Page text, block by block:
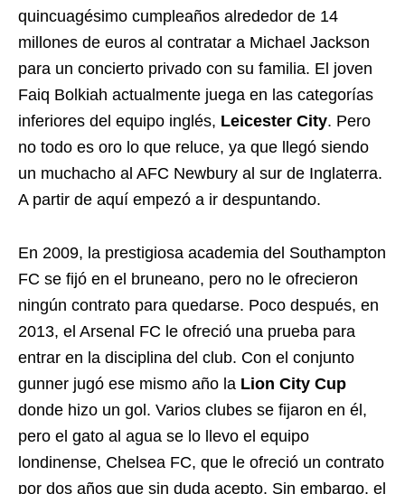
quincuagésimo cumpleaños alrededor de 14
millones de euros al contratar a Michael Jackson
para un concierto privado con su familia. El joven
Faiq Bolkiah actualmente juega en las categorías
inferiores del equipo inglés, Leicester City. Pero
no todo es oro lo que reluce, ya que llegó siendo
un muchacho al AFC Newbury al sur de Inglaterra.
A partir de aquí empezó a ir despuntando.
En 2009, la prestigiosa academia del Southampton
FC se fijó en el bruneano, pero no le ofrecieron
ningún contrato para quedarse. Poco después, en
2013, el Arsenal FC le ofreció una prueba para
entrar en la disciplina del club. Con el conjunto
gunner jugó ese mismo año la Lion City Cup
donde hizo un gol. Varios clubes se fijaron en él,
pero el gato al agua se lo llevo el equipo
londinense, Chelsea FC, que le ofreció un contrato
por dos años que sin duda acepto. Sin embargo, el